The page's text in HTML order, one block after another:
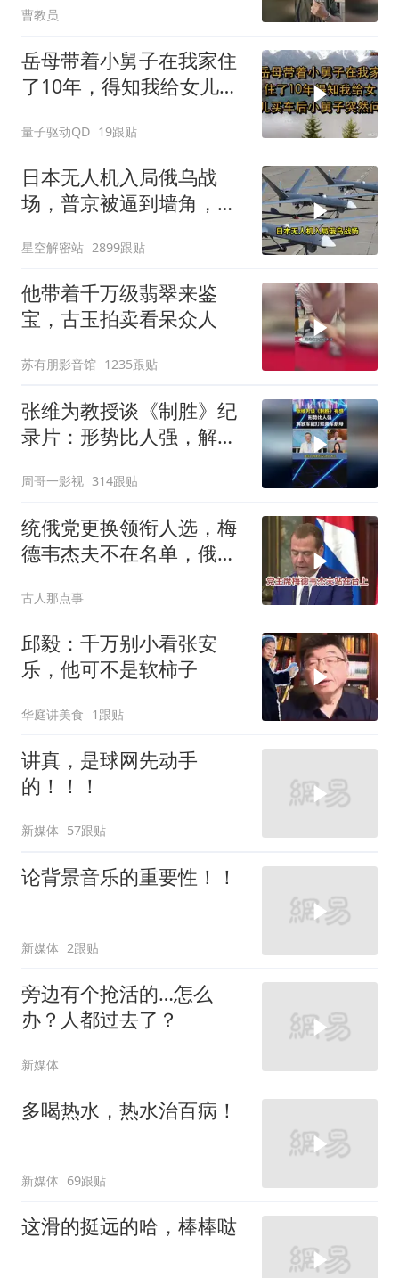
曹教员
岳母带着小舅子在我家住
了10年，得知我给女儿买
量子驱动QD 19跟贴
日本无人机入局俄乌战
场，普京被逼到墙角，这
星空解密站 2899跟贴
他带着千万级翡翠来鉴
宝，古玉拍卖看呆众人
苏有朋影音馆 1235跟贴
张维为教授谈《制胜》纪
录片：形势比人强，解放
周哥一影视 314跟贴
统俄党更换领衔人选，梅
德韦杰夫不在名单，俄政
古人那点事
邱毅：千万别小看张安
乐，他可不是软柿子
华庭讲美食 1跟贴
讲真，是球网先动手
的！！！
新媒体 57跟贴
论背景音乐的重要性！！
新媒体 2跟贴
旁边有个抢活的…怎么
办？人都过去了？
新媒体
多喝热水，热水治百病！
新媒体 69跟贴
这滑的挺远的哈，棒棒哒